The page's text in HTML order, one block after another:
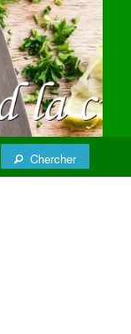
Chercher